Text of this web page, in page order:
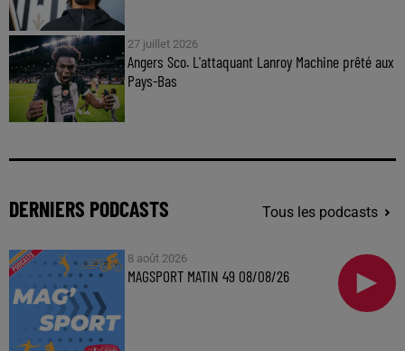
27 juillet 2026
Angers Sco. L'attaquant Lanroy Machine prêté aux
Pays-Bas
DERNIERS PODCASTS Tous les podcasts
8 août 2026
MAGSPORT MATIN 49 08/08/26